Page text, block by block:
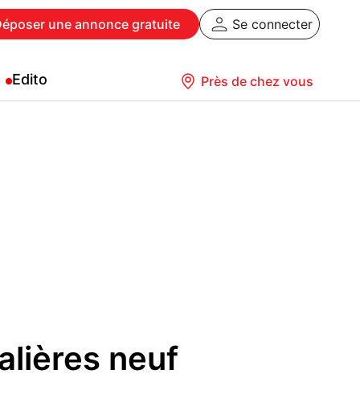
une annonce gratuite Se connecter
Edito Près de chez vous
neuf